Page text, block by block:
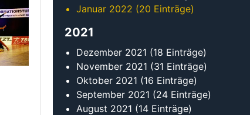
März 2021(12 Einträge)
Januar 2021
2020
Dezember 2020(8 Einträge)
November 2020 (7 Einträge)
Oktober 2020(7 Einträge)